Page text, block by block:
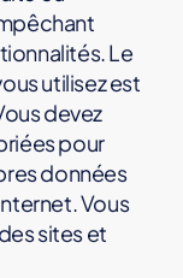
Le
utilisez est
devez
pour
données
Vous
sites et